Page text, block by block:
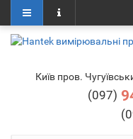
Київ пров.
(097)